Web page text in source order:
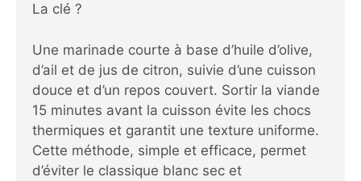
La clé ?
Une marinade courte à base d’huile d’olive,
d’ail et de jus de citron, suivie d’une cuisson
douce et d’un repos couvert. Sortir la viande
15 minutes avant la cuisson évite les chocs
thermiques et garantit une texture uniforme.
Cette méthode, simple et efficace, permet
d’éviter le classique blanc sec et